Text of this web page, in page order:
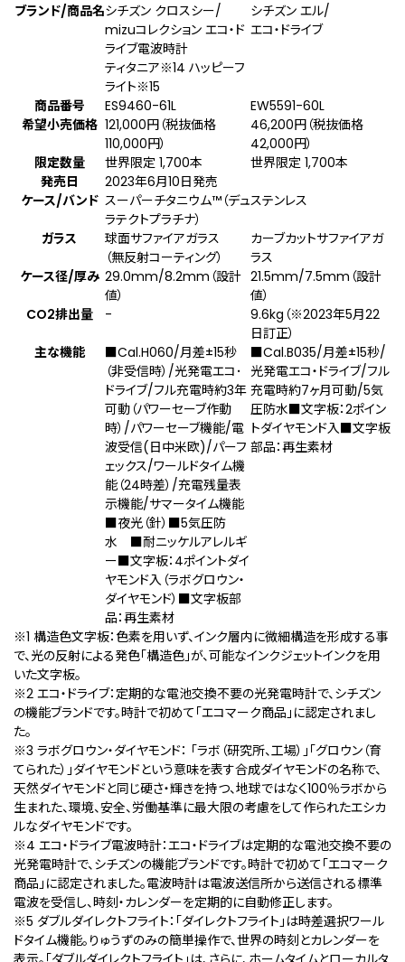
ブランド/商品名シチズン クロスシー/
mizuコレクション エコ・ド
ライブ電波時計
ティタニア※14 ハッピーフ
ライト※15
シチズン エル/
エコ・ドライブ
商品番号 ES9460-61L
EW5591-60L
希望小売価格 121,000円（税抜価格
110,000円）
46,200円（税抜価格
42,000円）
限定数量
世界限定 1,700本
世界限定 1,700本
発売日
2023年6月10日発売
ケース/バンド スーパーチタニウム™（デュ
ラテクトプラチナ）
ステンレス
ガラス
球面サファイアガラス
（無反射コーティング）
カーブカットサファイアガ
ラス
ケース径/厚み 29.0mm/8.2mm（設計
値）
21.5mm/7.5mm（設計
値）
CO2排出量
-
9.6kg（※2023年5月22
日訂正）
主な機能
■Cal.H060/月差±15秒
（非受信時）/光発電エコ･
ドライブ/フル充電時約3年
可動（パワーセーブ作動
時）/パワーセーブ機能/電
波受信(日中米欧)/パーフ
ェックス/ワールドタイム機
能（24時差）/充電残量表
示機能/サマータイム機能
■夜光（針）■5気圧防
水 ■耐ニッケルアレルギ
ー■文字板：4ポイントダイ
ヤモンド入（ラボグロウン・
ダイヤモンド）■文字板部
品：再生素材
■Cal.B035/月差±15秒/
光発電エコ・ドライブ/フル
充電時約7ヶ月可動/5気
圧防水■文字板：2ポイン
トダイヤモンド入■文字板
部品：再生素材
※1 構造色文字板：色素を用いず、インク層内に微細構造を形成する事
で、光の反射による発色「構造色」が、可能なインクジェットインクを用
いた文字板。
※2 エコ・ドライブ：定期的な電池交換不要の光発電時計で、シチズン
の機能ブランドです。時計で初めて「エコマーク商品」に認定されまし
た。
※3 ラボグロウン・ダイヤモンド： 「ラボ（研究所、工場）」「グロウン（育
てられた）」ダイヤモンドという意味を表す合成ダイヤモンドの名称で、
天然ダイヤモンドと同じ硬さ・輝きを持つ、地球ではなく100％ラボから
生まれた、環境、安全、労働基準に最大限の考慮をして作られたエシカ
ルなダイヤモンドです。
※4 エコ・ドライブ電波時計：エコ・ドライブは定期的な電池交換不要の
光発電時計で、シチズンの機能ブランドです。時計で初めて「エコマーク
商品」に認定されました。電波時計は電波送信所から送信される標準
電波を受信し、時刻・カレンダーを定期的に自動修正します。
※5 ダブルダイレクトフライト：「ダイレクトフライト」は時差選択ワール
ドタイム機能。りゅうずのみの簡単操作で、世界の時刻とカレンダーを